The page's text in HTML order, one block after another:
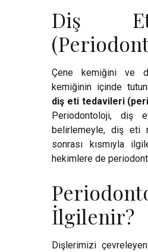
Diş
Çene kemiğini ve
kemiğinin içinde
diş eti tedavileri
Periodontoloji, diş
belirlemeyle, diş eti
sonrası kısmıyla
hekimlere de
İlgilenir?
Dişlerimizi çevreleyen